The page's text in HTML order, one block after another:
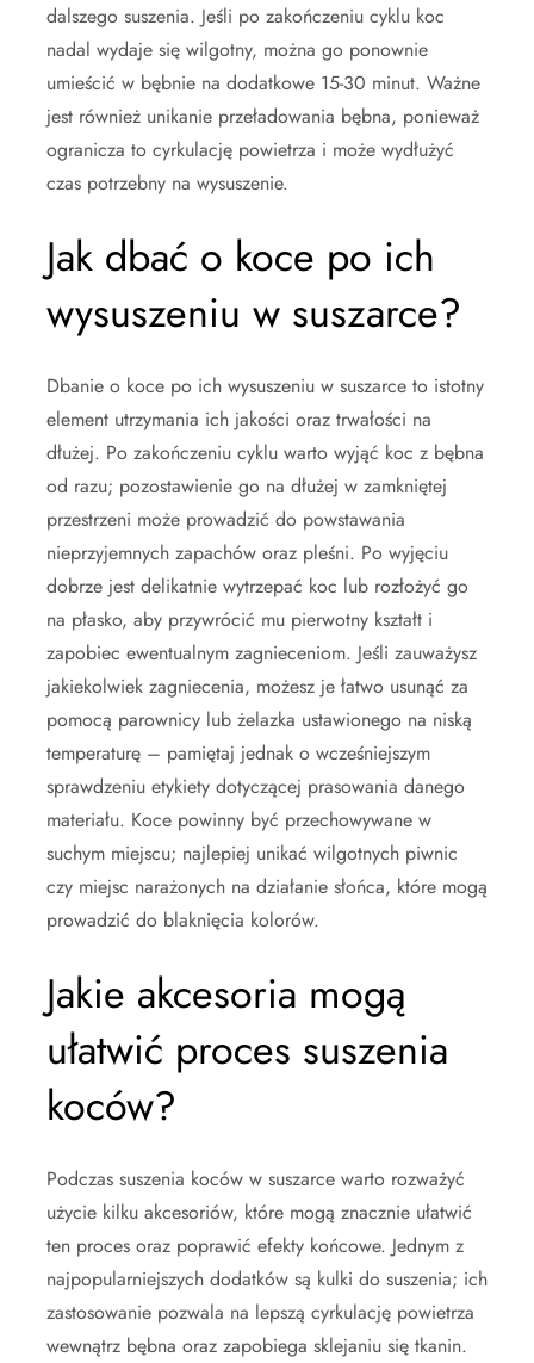
dalszego suszenia. Jeśli po zakończeniu cyklu koc
nadal wydaje się wilgotny, można go ponownie
umieścić w bębnie na dodatkowe 15-30 minut. Ważne
jest również unikanie przeładowania bębna, ponieważ
ogranicza to cyrkulację powietrza i może wydłużyć
czas potrzebny na wysuszenie.
Jak dbać o koce po ich
wysuszeniu w suszarce?
Dbanie o koce po ich wysuszeniu w suszarce to istotny
element utrzymania ich jakości oraz trwałości na
dłużej. Po zakończeniu cyklu warto wyjąć koc z bębna
od razu; pozostawienie go na dłużej w zamkniętej
przestrzeni może prowadzić do powstawania
nieprzyjemnych zapachów oraz pleśni. Po wyjęciu
dobrze jest delikatnie wytrzepać koc lub rozłożyć go
na płasko, aby przywrócić mu pierwotny kształt i
zapobiec ewentualnym zagnieceniom. Jeśli zauważysz
jakiekolwiek zagniecenia, możesz je łatwo usunąć za
pomocą parownicy lub żelazka ustawionego na niską
temperaturę – pamiętaj jednak o wcześniejszym
sprawdzeniu etykiety dotyczącej prasowania danego
materiału. Koce powinny być przechowywane w
suchym miejscu; najlepiej unikać wilgotnych piwnic
czy miejsc narażonych na działanie słońca, które mogą
prowadzić do blaknięcia kolorów.
Jakie akcesoria mogą
ułatwić proces suszenia
koców?
Podczas suszenia koców w suszarce warto rozważyć
użycie kilku akcesoriów, które mogą znacznie ułatwić
ten proces oraz poprawić efekty końcowe. Jednym z
najpopularniejszych dodatków są kulki do suszenia; ich
zastosowanie pozwala na lepszą cyrkulację powietrza
wewnątrz bębna oraz zapobiega sklejaniu się tkanin.